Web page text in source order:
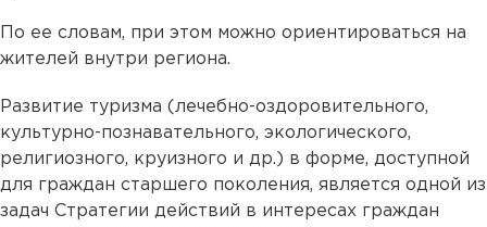
По ее словам, при этом можно ориентироваться на
жителей внутри региона.
Развитие туризма (лечебно-оздоровительного,
культурно-познавательного, экологического,
религиозного, круизного и др.) в форме, доступной
для граждан старшего поколения, является одной из
задач Стратегии действий в интересах граждан